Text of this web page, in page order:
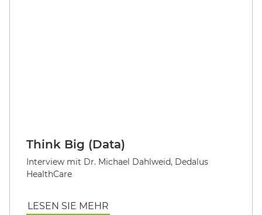
Interview mit Melanie Wendling, bvitg
LESEN SIE MEHR